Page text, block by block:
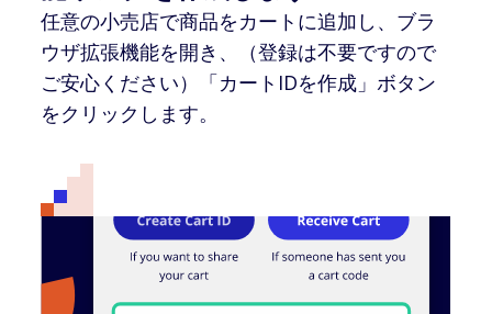
任意の小売店で商品をカートに追加し、ブラ
ウザ拡張機能を開き、（登録は不要ですので
ご安心ください）「カートIDを作成」ボタン
をクリックします。